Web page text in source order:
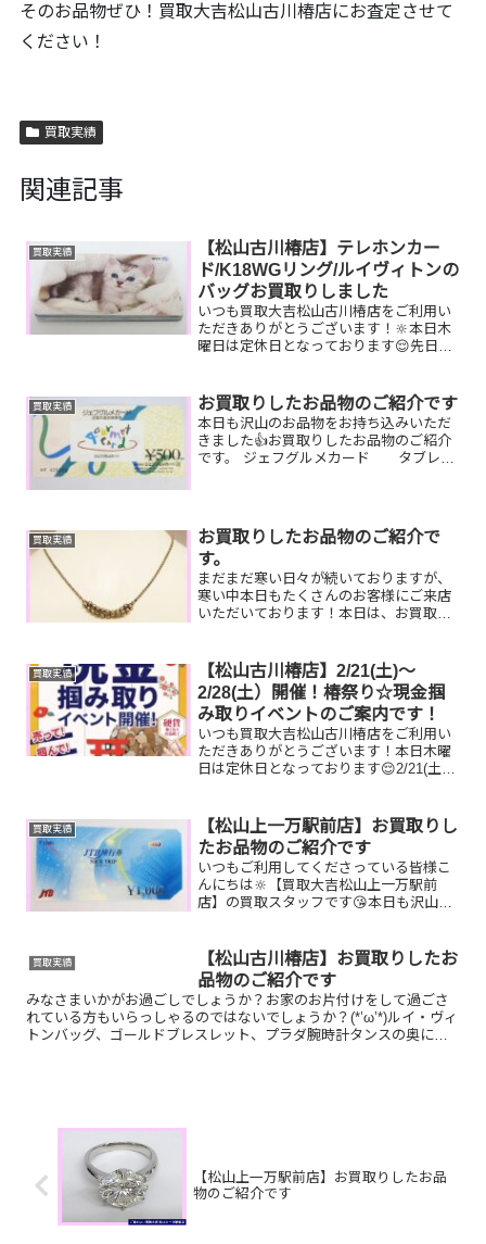
そのお品物ぜひ！買取大吉松山古川椿店にお査定させて
ください！
買取実績
関連記事
買取実績
【松山古川椿店】テレホンカー
ド/K18WGリング/ルイヴィトンの
バッグお買取りしました
いつも買取大吉松山古川椿店をご利用い
ただきありがとうございます！🔆本日木
曜日は定休日となっております😌先日お
ン スピーディお家で眠っているお品物
はございませんか？...
買取実績 お買取りしたお品物のご紹介です
本日も沢山のお品物をお持ち込みいただ
きました👍お買取りしたお品物のご紹介
です。 ジェフグルメカード タブレッ
ざいましたら是非お査定...
買取実績
お買取りしたお品物のご紹介で
す。
まだまだ寒い日々が続いておりますが、
寒い中本日もたくさんのお客様にご来店
いただいております！本日は、お買取り
スK18ボールチェーンネックレス金を売
るなら金の相場が...
買取実績
【松山古川椿店】2/21(土)～
2/28(土）開催！椿祭り☆現金掴
み取りイベントのご案内です！
いつも買取大吉松山古川椿店をご利用い
ただきありがとうございます！本日木曜
日は定休日となっております😌2/21(土)
を開催中です！🥰11,500円以上ご成約の
お客...
買取実績
【松山上一万駅前店】お買取りし
たお品物のご紹介です
いつもご利用してくださっている皆様こ
んにちは🔆【買取大吉松山上一万駅前
店】の買取スタッフです😘本日も沢山の
ストリップ K18 オニキスイヤリン
グ セリーヌ マ...
買取実績
【松山古川椿店】お買取りしたお
品物のご紹介です
みなさまいかがお過ごしでしょうか？お家のお片付けをして過ごさ
れている方もいらっしゃるのではないでしょうか？(*’ω’*)ルイ・ヴィ
トンバッグ、ゴールドブレスレット、プラダ腕時計タンスの奥にし
【松山上一万駅前店】お買取りしたお品
物のご紹介です